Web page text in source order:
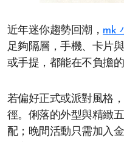
近年迷你趨勢回潮， mk
足夠隔層，手機、卡片
或手提，都能在不負擔
若偏好正式或派對風格，
徑。俐落的外型與精緻
配；晚間活動只需加入